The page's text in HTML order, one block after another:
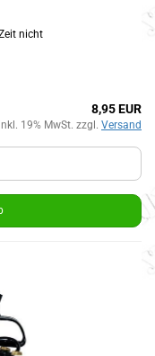
nicht
8,95 EUR
inkl. 19% MwSt. zzgl. Versand